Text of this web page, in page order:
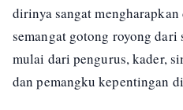
dirinya sangat
semangat gotong royong
mulai dari pengurus, kader,
dan pemangku kepentingan